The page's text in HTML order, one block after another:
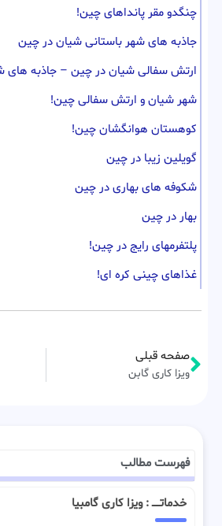
چنگدو مقر پانداهای چین!
جاذبه های شهر باستانی شیان در چین
ارتش سفالی شیان در چین – جاذبه های
شهر شیان و ارتش سفالی چین!
کوهستان هوانگشان چین!
گویلین زیبا در چین
شکوفه های بهاری در چین
بهار در چین
پلتفرمهای رایج در چین!
غذاهای چینی کره ای!
صفحه قبلی
ویزا کاری گابن
فهرست مطالب
خدماتـــــ : ویزا کاری گامبیا